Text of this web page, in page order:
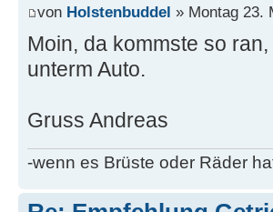
von Holstenbuddel » Montag 23.
Moin, da kommste so
unterm Auto.
Gruss Andreas
-wenn es Brüste oder Räder